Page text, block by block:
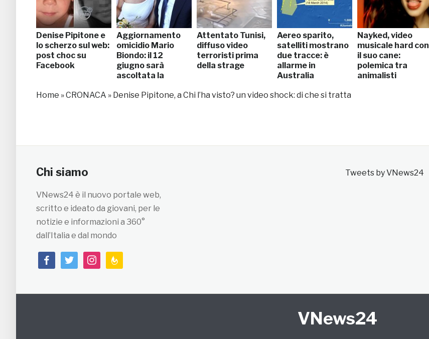
Denise Pipitone e
lo scherzo sul web:
post choc su
Facebook
Aggiornamento
omicidio Mario
Biondo: il 12
giugno sarà
ascoltata la
Attentato Tunisi,
diffuso video
terroristi prima
della strage
Aereo sparito,
satelliti mostrano
due tracce: è
allarme in
Australia
Nayked, video
musicale hard con
il suo cane:
polemica tra
animalisti
Home »CRONACA » Denise Pipitone, a Chi l’ha visto? un video shock: di che si tratta
Chi siamo
VNews24 è il nuovo portale web,
scritto e ideato da giovani, per le
notizie e informazioni a 360°
dall’Italia e dal mondo
facebooktwitterinstagramfeedburner
Tweets by VNews24
VNews24